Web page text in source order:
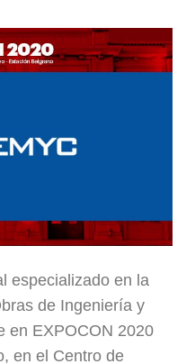
especializado en la
de Ingeniería y
en EXPOCON 2020
en el Centro de